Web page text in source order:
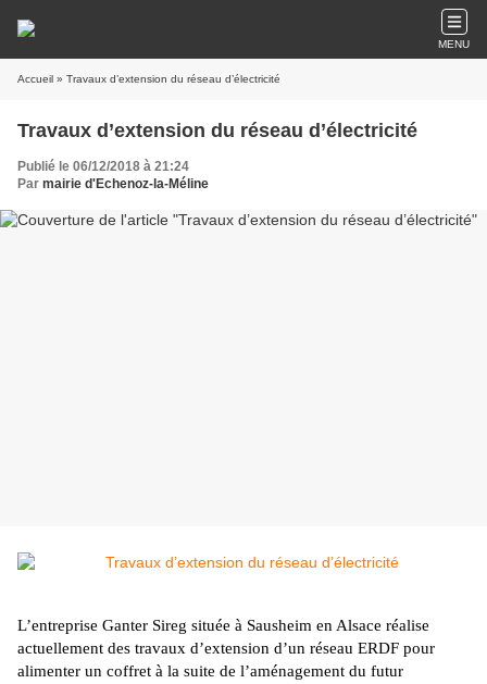
MENU
Accueil » Travaux d’extension du réseau d’électricité
Travaux d’extension du réseau d’électricité
Publié le 06/12/2018 à 21:24
Par mairie d'Echenoz-la-Méline
L’entreprise Ganter Sireg située à Sausheim en Alsace réalise
actuellement des travaux d’extension d’un réseau ERDF pour
alimenter un coffret à la suite de l’aménagement du futur